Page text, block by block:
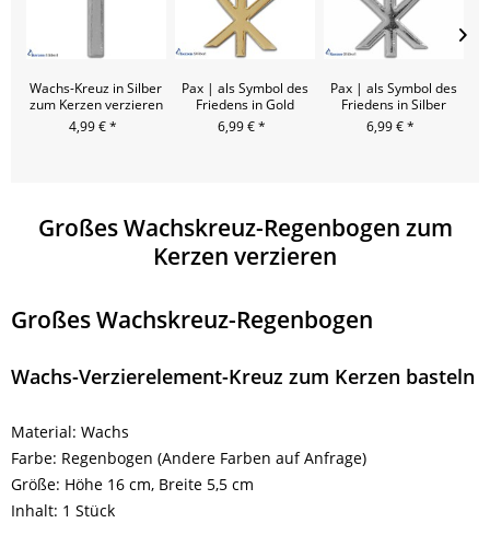
Wachs-Kreuz in Silber
zum Kerzen verzieren
4,99 € *
Pax | als Symbol des
Friedens in Gold
6,99 € *
Pax | als Symbol des
Friedens in Silber
6,99 € *
Großes Wachskreuz-Regenbogen zum
Kerzen verzieren
Großes Wachskreuz-Regenbogen
Wachs-Verzierelement-Kreuz zum Kerzen basteln
Material: Wachs
Farbe: Regenbogen (Andere Farben auf Anfrage)
Größe: Höhe 16 cm, Breite 5,5 cm
Inhalt: 1 Stück